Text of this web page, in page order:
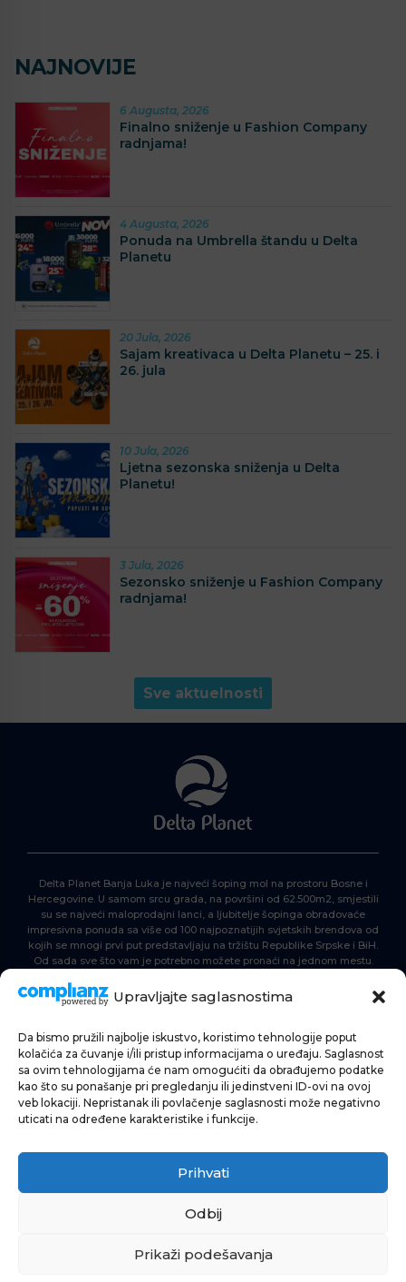
Upravljajte saglasnostima
Da bismo pružili najbolje iskustvo, koristimo tehnologije poput
kolačića za čuvanje i/ili pristup informacijama o uređaju. Saglasnost
sa ovim tehnologijama će nam omogućiti da obrađujemo podatke
kao što su ponašanje pri pregledanju ili jedinstveni ID-ovi na ovoj
veb lokaciji. Nepristanak ili povlačenje saglasnosti može negativno
uticati na određene karakteristike i funkcije.
Prihvati
Odbij
Prikaži podešavanja
NAJNOVIJE
6 Augusta, 2026
Finalno sniženje u Fashion Company
radnjama!
4 Augusta, 2026
Ponuda na Umbrella štandu u Delta
Planetu
20 Jula, 2026
Sajam kreativaca u Delta Planetu – 25. i
26. jula
10 Jula, 2026
Ljetna sezonska sniženja u Delta
Planetu!
3 Jula, 2026
Sezonsko sniženje u Fashion Company
radnjama!
Sve aktuelnosti
Delta Planet Banja Luka je najveći šoping mol na prostoru Bosne i
Hercegovine. U samom srcu grada, na površini od 62.500m2, smjestili
su se najveći maloprodajni lanci, a ljubitelje šopinga obradovaće
impresivna ponuda sa više od 100 najpoznatijih svjetskih brendova od
kojih se mnogi prvi put predstavljaju na tržištu Republike Srpske i BiH.
Od sada sve što vam je potrebno možete pronaći na jednom mestu.
POČETNA
ŠOPING
AKTUELNOSTI
ZABAVA